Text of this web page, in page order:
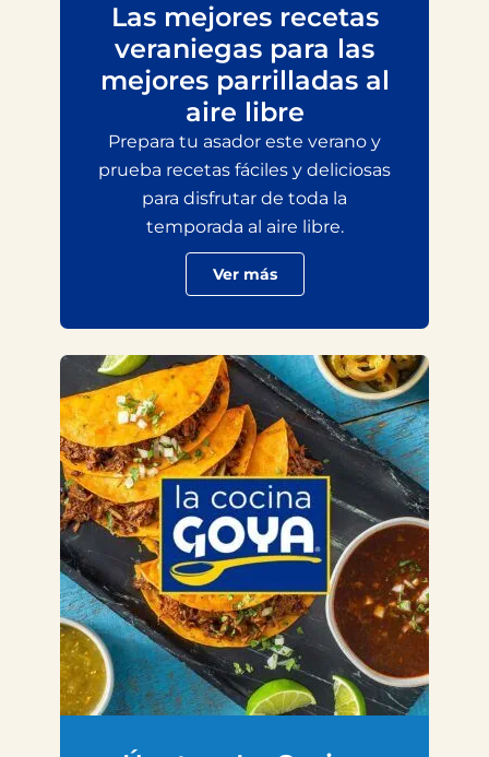
Las mejores recetas
veraniegas para las
mejores parrilladas al
aire libre
Prepara tu asador este verano y
prueba recetas fáciles y deliciosas
para disfrutar de toda la
temporada al aire libre.
Ver más